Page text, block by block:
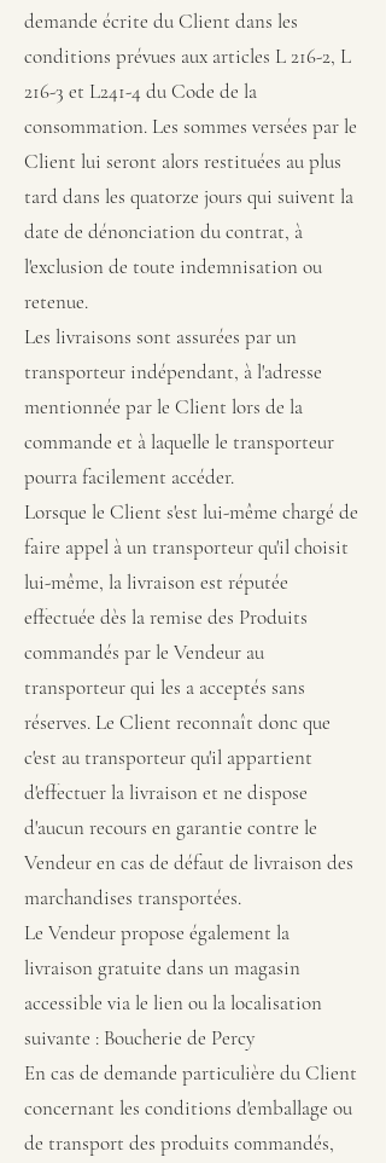
demande écrite du Client dans les
conditions prévues aux articles L 216-2, L
216-3 et L241-4 du Code de la
consommation. Les sommes versées par le
Client lui seront alors restituées au plus
tard dans les quatorze jours qui suivent la
date de dénonciation du contrat, à
l'exclusion de toute indemnisation ou
retenue.
Les livraisons sont assurées par un
transporteur indépendant, à l'adresse
mentionnée par le Client lors de la
commande et à laquelle le transporteur
pourra facilement accéder.
Lorsque le Client s'est lui-même chargé de
faire appel à un transporteur qu'il choisit
lui-même, la livraison est réputée
effectuée dès la remise des Produits
commandés par le Vendeur au
transporteur qui les a acceptés sans
réserves. Le Client reconnaît donc que
c'est au transporteur qu'il appartient
d'effectuer la livraison et ne dispose
d'aucun recours en garantie contre le
Vendeur en cas de défaut de livraison des
marchandises transportées.
Le Vendeur propose également la
livraison gratuite dans un magasin
accessible via le lien ou la localisation
suivante : Boucherie de Percy
En cas de demande particulière du Client
concernant les conditions d'emballage ou
de transport des produits commandés,